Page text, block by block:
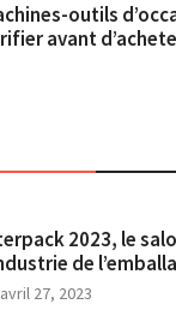
outils
avant
2023, le
de
avril 27, 2023